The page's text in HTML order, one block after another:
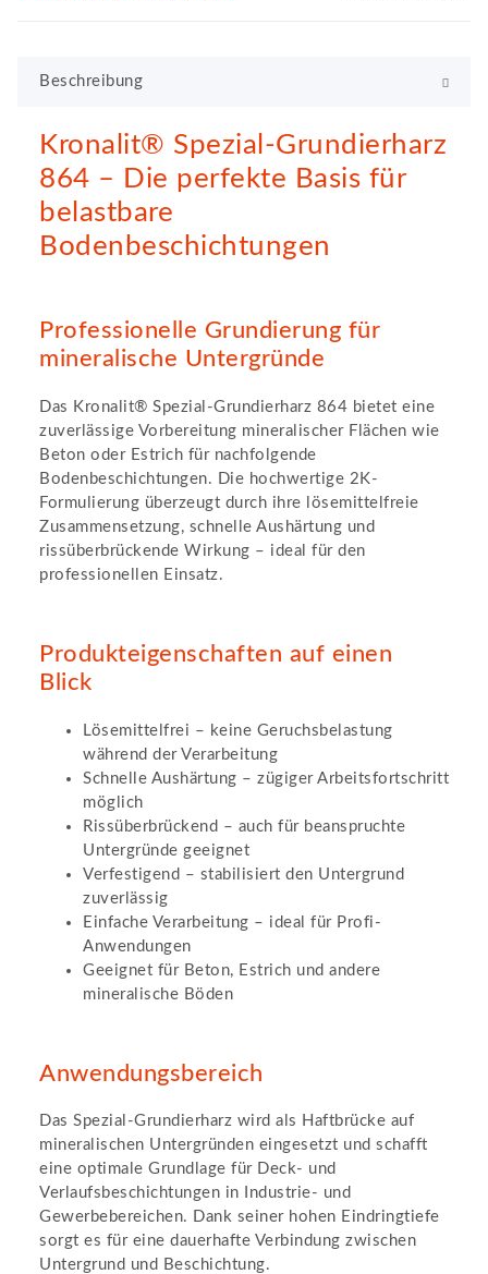
Beschreibung
Kronalit® Spezial-Grundierharz
864 – Die perfekte Basis für
belastbare
Bodenbeschichtungen
Professionelle Grundierung für
mineralische Untergründe
Das Kronalit® Spezial-Grundierharz 864 bietet eine
zuverlässige Vorbereitung mineralischer Flächen wie
Beton oder Estrich für nachfolgende
Bodenbeschichtungen. Die hochwertige 2K-
Formulierung überzeugt durch ihre lösemittelfreie
Zusammensetzung, schnelle Aushärtung und
rissüberbrückende Wirkung – ideal für den
professionellen Einsatz.
Produkteigenschaften auf einen
Blick
Lösemittelfrei – keine Geruchsbelastung
während der Verarbeitung
Schnelle Aushärtung – zügiger Arbeitsfortschritt
möglich
Rissüberbrückend – auch für beanspruchte
Untergründe geeignet
Verfestigend – stabilisiert den Untergrund
zuverlässig
Einfache Verarbeitung – ideal für Profi-
Anwendungen
Geeignet für Beton, Estrich und andere
mineralische Böden
Anwendungsbereich
Das Spezial-Grundierharz wird als Haftbrücke auf
mineralischen Untergründen eingesetzt und schafft
eine optimale Grundlage für Deck- und
Verlaufsbeschichtungen in Industrie- und
Gewerbebereichen. Dank seiner hohen Eindringtiefe
sorgt es für eine dauerhafte Verbindung zwischen
Untergrund und Beschichtung.